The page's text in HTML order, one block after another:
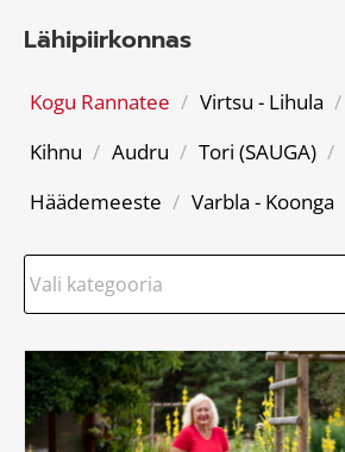
Lähipiirkonnas
Kogu Rannatee / Virtsu - Lihula /
Kihnu / Audru / Tori (SAUGA) /
Häädemeeste / Varbla - Koonga